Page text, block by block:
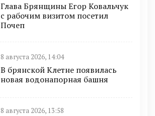
Глава Брянщины Егор Ковальчук
с рабочим визитом посетил
Почеп
8 августа 2026, 14:04
В брянской Клетне появилась
новая водонапорная башня
8 августа 2026, 13:58